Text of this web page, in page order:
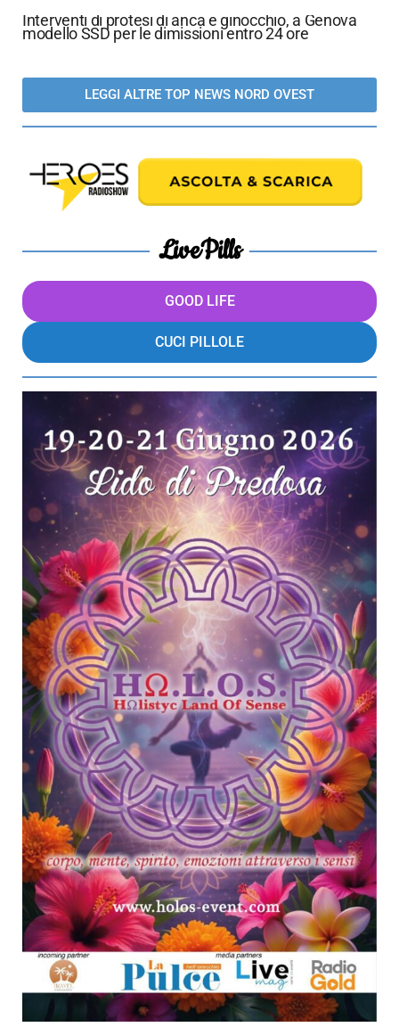
Interventi di protesi di anca e ginocchio, a Genova
modello SSD per le dimissioni entro 24 ore
LEGGI ALTRE TOP NEWS NORD OVEST
LivePills
GOOD LIFE
CUCI PILLOLE